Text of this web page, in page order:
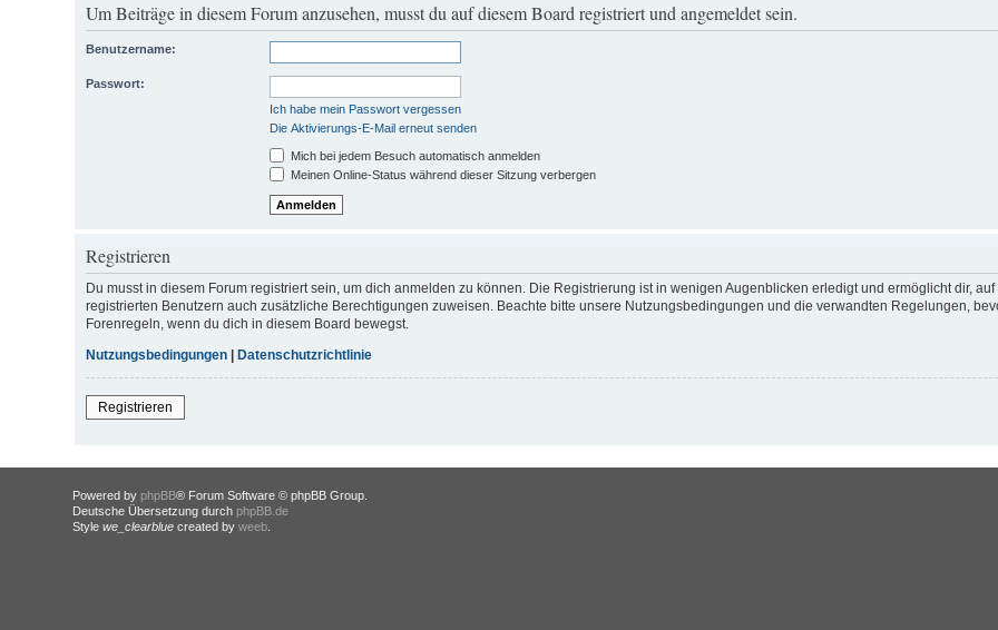
Um Beiträge in diesem Forum anzusehen, musst du auf diesem Board registriert und angemeldet sein.
Benutzername:
Passwort:
Ich habe mein Passwort vergessen
Die Aktivierungs-E-Mail erneut senden
Mich bei jedem Besuch automatisch anmelden
Meinen Online-Status während dieser Sitzung verbergen
Registrieren
Du musst in diesem Forum registriert sein, um dich anmelden zu können. Die Registrierung ist in wenigen Augenblicken erledigt und ermöglicht dir,
registrierten Benutzern auch zusätzliche Berechtigungen zuweisen. Beachte bitte unsere Nutzungsbedingungen und die verwandten Regelungen,
Forenregeln, wenn du dich in diesem Board bewegst.
Nutzungsbedingungen |Datenschutzrichtlinie
Registrieren
Powered by phpBB® Forum Software © phpBB Group.
Deutsche Übersetzung durch phpBB.de
Style we_clearbluecreated by weeb.